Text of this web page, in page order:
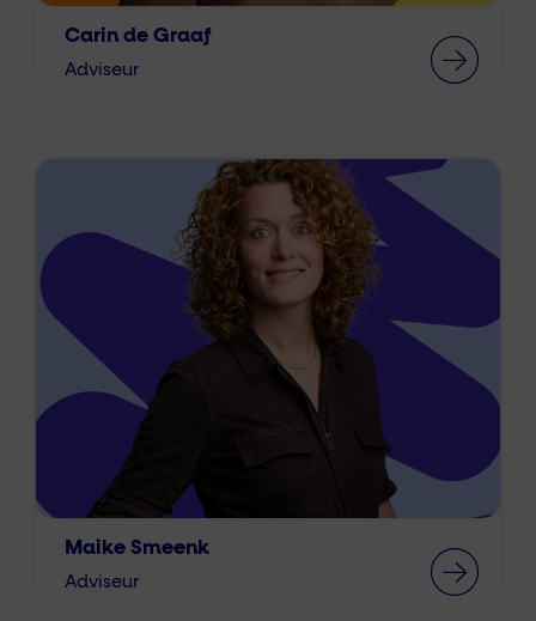
Carin de Graaf
Adviseur
Maike Smeenk
Adviseur